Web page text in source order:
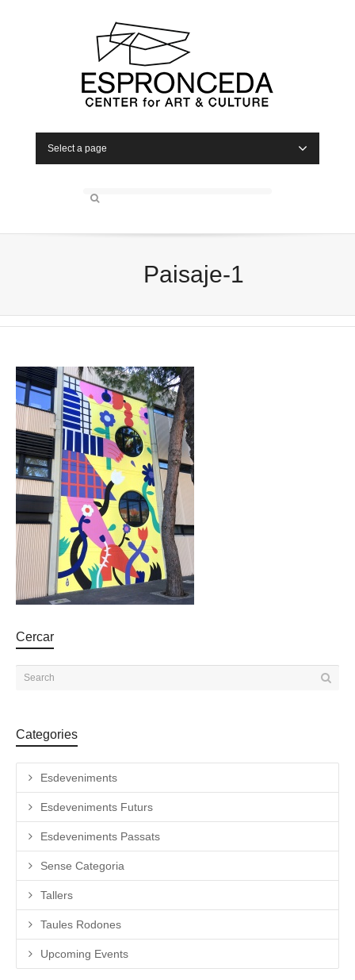
Select a page
Paisaje-1
Cercar
Categories
Esdeveniments
Esdeveniments Futurs
Esdeveniments Passats
Sense Categoria
Tallers
Taules Rodones
Upcoming Events